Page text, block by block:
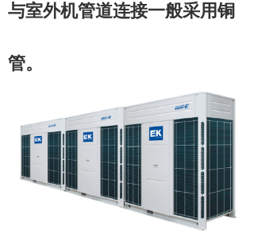
与室外机管道连接一般采用铜
管。